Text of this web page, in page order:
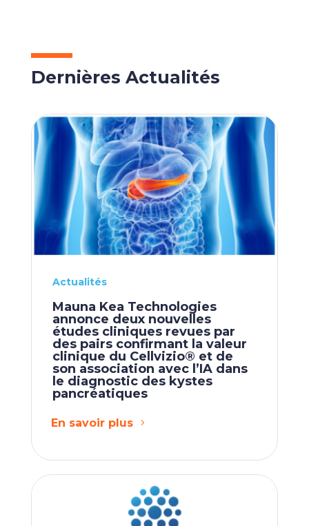
Dernières Actualités
Actualités
Mauna Kea Technologies
annonce deux nouvelles
études cliniques revues par
des pairs confirmant la valeur
clinique du Cellvizio® et de
son association avec l’IA dans
le diagnostic des kystes
pancréatiques
En savoir plus